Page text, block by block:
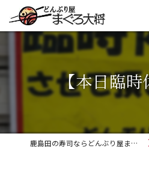
【本日臨時
鹿島田の寿司ならどんぶり屋まぐろ大将